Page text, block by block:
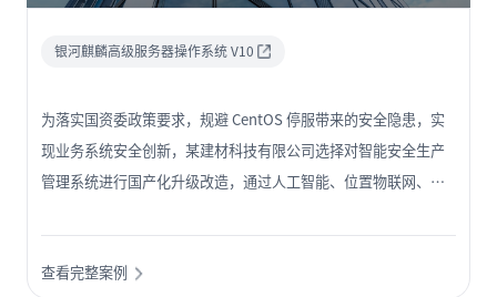
银河麒麟高级服务器操作系统 V10
为落实国资委政策要求，规避 CentOS 停服带来的安全隐患，实
现业务系统安全创新，某建材科技有限公司选择对智能安全生产
管理系统进行国产化升级改造，通过人工智能、位置物联网、
程、厂区安全状态和设备运行安全，解决了安全管理标准化、规
查看完整案例